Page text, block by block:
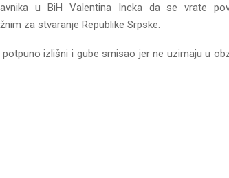
u BiH Valentina Incka da se vrate
za stvaranje Republike Srpske.
izlišni i gube smisao jer ne uzimaju u